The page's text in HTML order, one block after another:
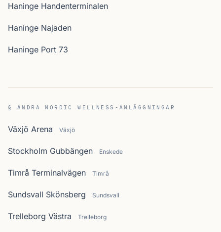
Haninge Handenterminalen
Haninge Najaden
Haninge Port 73
§ ANDRA NORDIC WELLNESS-ANLÄGGNINGAR
Växjö Arena Växjö
Stockholm Gubbängen Enskede
Timrå Terminalvägen Timrå
Sundsvall Skönsberg Sundsvall
Trelleborg Västra Trelleborg